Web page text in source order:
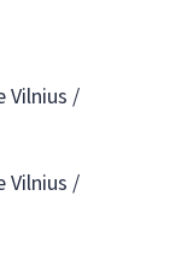
Vilnius /
Vilnius /